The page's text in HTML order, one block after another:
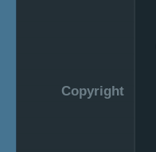
Copyright